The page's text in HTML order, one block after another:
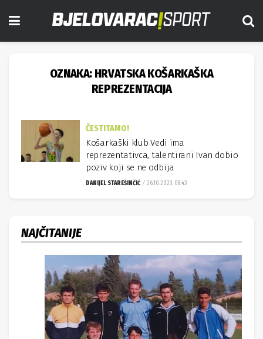
OZNAKA: HRVATSKA KOŠARKAŠKA
REPREZENTACIJA
ČESTITAMO!
Košarkaški klub Vedi ima
reprezentativca, talentirani Ivan dobio
poziv koji se ne odbija
DANIJEL STAREŠINČIĆ 26.10.2023. 08:43
NAJČITANIJE